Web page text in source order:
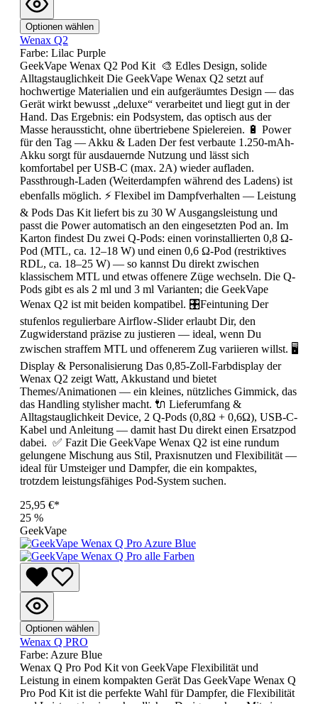
Optionen wählen
Wenax Q2
Farbe: Lilac Purple
GeekVape Wenax Q2 Pod Kit 🎨 Edles Design, solide
Alltagstauglichkeit Die GeekVape Wenax Q2 setzt auf
hochwertige Materialien und ein aufgeräumtes Design — das
Gerät wirkt bewusst „deluxe“ verarbeitet und liegt gut in der
Hand. Das Ergebnis: ein Podsystem, das optisch aus der
Masse heraussticht, ohne übertriebene Spielereien. 🔋 Power
für den Tag — Akku & Laden Der fest verbaute 1.250-mAh-
Akku sorgt für ausdauernde Nutzung und lässt sich
komfortabel per USB-C (max. 2A) wieder aufladen.
Passthrough-Laden (Weiterdampfen während des Ladens) ist
ebenfalls möglich. ⚡ Flexibel im Dampfverhalten — Leistung
& Pods Das Kit liefert bis zu 30 W Ausgangsleistung und
passt die Power automatisch an den eingesetzten Pod an. Im
Karton findest Du zwei Q-Pods: einen vorinstallierten 0,8 Ω-
Pod (MTL, ca. 12–18 W) und einen 0,6 Ω-Pod (restriktives
RDL, ca. 18–25 W) — so kannst Du direkt zwischen
klassischem MTL und etwas offenere Züge wechseln. Die Q-
Pods gibt es als 2 ml und 3 ml Varianten; die GeekVape
Wenax Q2 ist mit beiden kompatibel. 🎛️Feintuning Der
stufenlos regulierbare Airflow-Slider erlaubt Dir, den
Zugwiderstand präzise zu justieren — ideal, wenn Du
zwischen straffem MTL und offenerem Zug variieren willst. 🖥️
Display & Personalisierung Das 0,85-Zoll-Farbdisplay der
Wenax Q2 zeigt Watt, Akkustand und bietet
Themes/Animationen — ein kleines, nützliches Gimmick, das
das Handling stylisher macht. 🔌 Lieferumfang &
Alltagstauglichkeit Device, 2 Q-Pods (0,8Ω + 0,6Ω), USB-C-
Kabel und Anleitung — damit hast Du direkt einen Ersatzpod
dabei. ✅ Fazit Die GeekVape Wenax Q2 ist eine rundum
gelungene Mischung aus Stil, Praxisnutzen und Flexibilität —
ideal für Umsteiger und Dampfer, die ein kompaktes,
trotzdem leistungsfähiges Pod-System suchen.
25,95 €*
25 %
GeekVape
Optionen wählen
Wenax Q PRO
Farbe: Azure Blue
Wenax Q Pro Pod Kit von GeekVape Flexibilität und
Leistung in einem kompakten Gerät Das GeekVape Wenax Q
Pro Pod Kit ist die perfekte Wahl für Dampfer, die Flexibilität